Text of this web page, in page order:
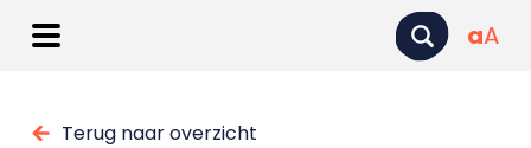
aA
Terug naar overzicht